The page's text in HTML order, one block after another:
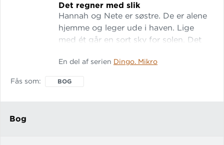
Det regner med slik
Hannah og Nete er søstre. De er alene
hjemme og leger ude i haven. Lige
med ét går en sort sky for solen. Det
begyndelsen på en sjov leg, hvor det
En del af serien Dingo. Mikro
Fås som BOG
Bog